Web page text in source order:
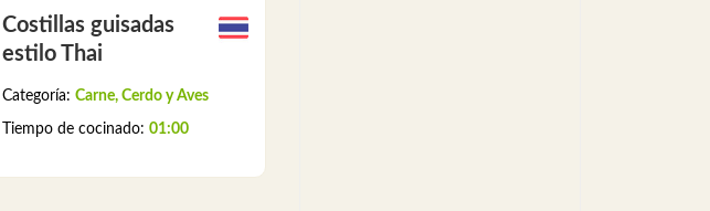
Costillas guisadas
estilo Thai
Categoría: Carne, Cerdo y Aves
Tiempo de cocinado: 01:00